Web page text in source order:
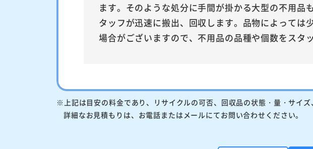
ます。そのような処分に手間が掛かる大型の不用品
タッフが迅速に搬出、回収します。品物によっては
場合がございますので、不用品の品種や個数をスタ
※上記は目安の料金であり、リサイクルの可否、回収品の状態・量・サイ
詳細なお見積もりは、お電話またはメールにてお問い合わせください。